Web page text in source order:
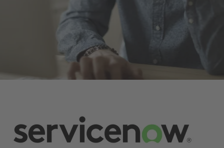
Unternehmen
Events
Nachhaltigkeit CANCOM SE